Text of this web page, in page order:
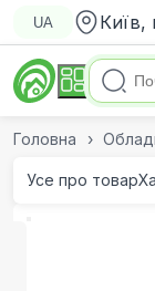
UA Київ,
Головна
Усе про товар